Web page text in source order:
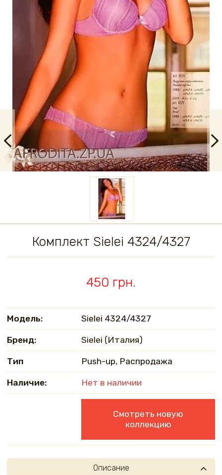
Комплект Sielei 4324/4327
450 грн.
Модель: Sielei 4324/4327
Бренд: Sielei (Италия)
Тип Push-up, Распродажа
Наличие: Нет в наличии
Смотреть новую
коллекцию
Описание